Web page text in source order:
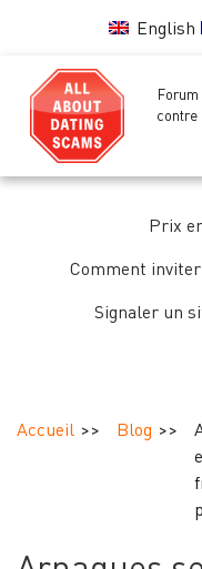
English
contre
Accueil
Liste
femmes
Vérification
Prix
Comment
Signaler un
Accueil Blog